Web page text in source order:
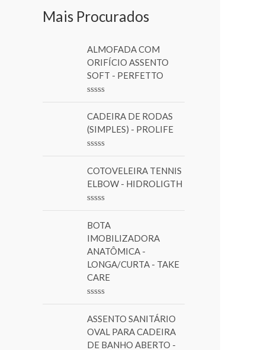
r
Mais Procurados
ALMOFADA COM
ORIFÍCIO ASSENTO
SOFT - PERFETTO
t
e
0
t
o
5
CADEIRA DE RODAS
(SIMPLES) - PROLIFE
t
e
0
t
o
5
COTOVELEIRA TENNIS
ELBOW - HIDROLIGTH
t
e
d
0
o
u
t
o
BOTA
IMOBILIZADORA
ANATÔMICA -
LONGA/CURTA - TAKE
CARE
t
e
d
ASSENTO SANITÁRIO
OVAL PARA CADEIRA
DE BANHO ABERTO -